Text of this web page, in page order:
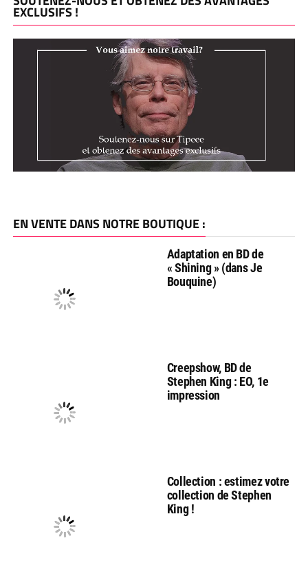
EXCLUSIFS !
EN VENTE DANS NOTRE BOUTIQUE :
Adaptation en BD de
« Shining » (dans Je
Bouquine)
Creepshow, BD de
Stephen King : EO, 1e
impression
Collection : estimez votre
collection de Stephen
King !